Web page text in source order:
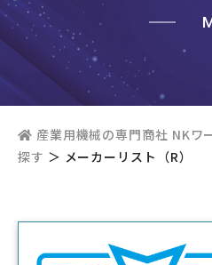
産業用機械の専門商社 NKワ
探す ＞ メーカーリスト（R）